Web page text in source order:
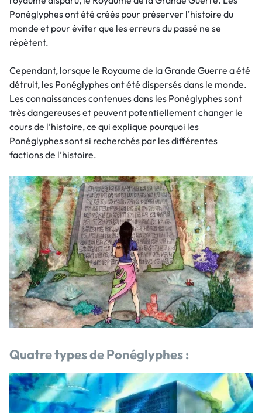
Ponéglyphes ont été créés pour préserver l’histoire du
monde et pour éviter que les erreurs du passé ne se
répètent.
Cependant, lorsque le Royaume de la Grande Guerre a été
détruit, les Ponéglyphes ont été dispersés dans le monde.
Les connaissances contenues dans les Ponéglyphes sont
très dangereuses et peuvent potentiellement changer le
cours de l’histoire, ce qui explique pourquoi les
Ponéglyphes sont si recherchés par les différentes
factions de l’histoire.
Quatre types de Ponéglyphes :